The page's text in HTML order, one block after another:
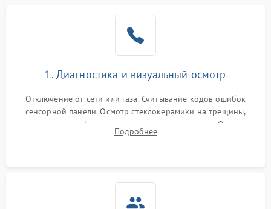
1. Диагностика и визуальный осмотр
Отключение от сети или газа. Считывание кодов ошибок
сенсорной панели. Осмотр стеклокерамики на трещины,
проверка конфорок на равномерность нагрева. Опрос
клиента о симптомах (не включается, не видит посуду,
Подробнее